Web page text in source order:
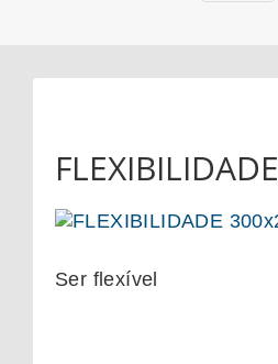
FLEXIBILIDADE
Ser flexível